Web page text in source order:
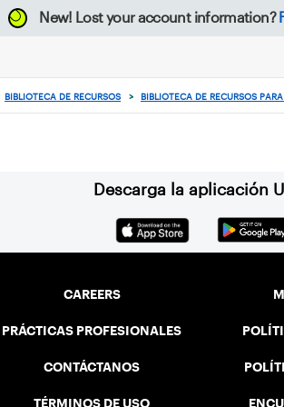
New! Lost your account information?
BIBLIOTECA DE RECURSOS > BIBLIOTECA DE RECURSOS
Descarga la aplicación
CAREERS
PRÁCTICAS PROFESIONALES
CONTÁCTANOS
TÉRMINOS DE USO